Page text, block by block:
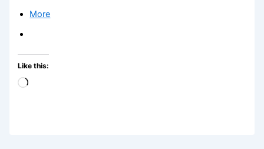
More
Like this:
Loading…